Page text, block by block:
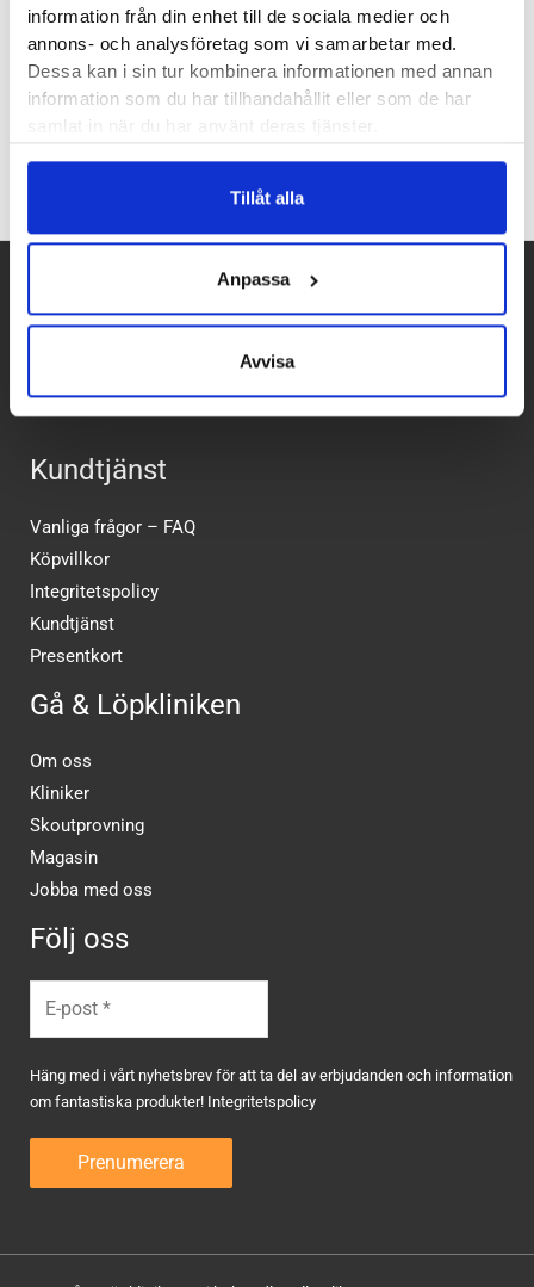
information från din enhet till de sociala medier och
annons- och analysföretag som vi samarbetar med.
Dessa kan i sin tur kombinera informationen med annan
information som du har tillhandahållit eller som de har
samlat in när du har använt deras tjänster.
Tillåt alla
Anpassa
Avvisa
Recensioner
Betalpartner
Kundtjänst
Vanliga frågor – FAQ
Köpvillkor
Integritetspolicy
Kundtjänst
Presentkort
Gå & Löpkliniken
Om oss
Kliniker
Skoutprovning
Magasin
Jobba med oss
Följ oss
Häng med i vårt nyhetsbrev för att ta del av erbjudanden och information
om fantastiska produkter! Integritetspolicy